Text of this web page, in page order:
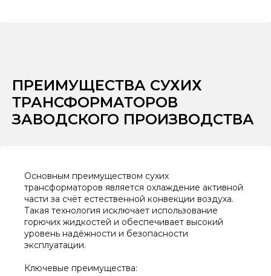
ПРЕИМУЩЕСТВА СУХИХ
ТРАНСФОРМАТОРОВ
ЗАВОДСКОГО ПРОИЗВОДСТВА
Основным преимуществом сухих
трансформаторов является охлаждение активной
части за счёт естественной конвекции воздуха.
Такая технология исключает использование
горючих жидкостей и обеспечивает высокий
уровень надёжности и безопасности
эксплуатации.
Ключевые преимущества: